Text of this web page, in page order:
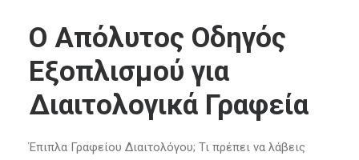
Ο Απόλυτος Οδηγός
Εξοπλισμού για
Διαιτολογικά Γραφεία
Έπιπλα Γραφείου Διαιτολόγου; Τι πρέπει να λάβεις